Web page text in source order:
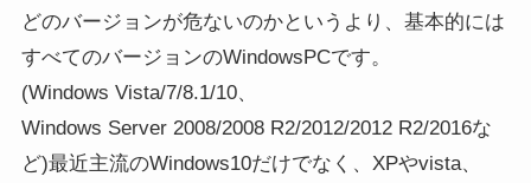
どのバージョンが危ないのかというより、基本的には
すべてのバージョンのWindowsPCです。
(Windows Vista/7/8.1/10、
Windows Server 2008/2008 R2/2012/2012 R2/2016な
ど)最近主流のWindows10だけでなく、XPやvista、